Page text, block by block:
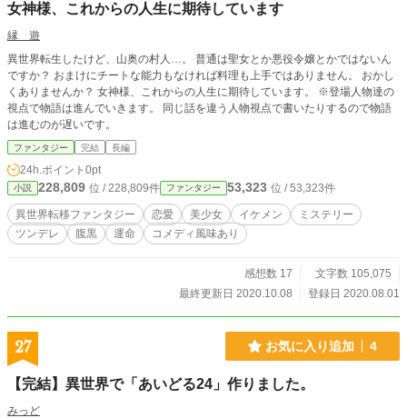
女神様、これからの人生に期待しています
縁 遊
異世界転生したけど、山奥の村人…。 普通は聖女とか悪役令嬢とかではないん
ですか？ おまけにチートな能力もなければ料理も上手ではありません。 おかし
くありませんか？ 女神様、これからの人生に期待しています。 ※登場人物達の
視点で物語は進んでいきます。 同じ話を違う人物視点で書いたりするので物語
は進むのが遅いです。
ファンタジー 完結 長編
24h.ポイント 0pt
小説 228,809 位 / 228,809件 ファンタジー 53,323 位 / 53,323件
異世界転移ファンタジー 恋愛 美少女 イケメン
ミステリー
ツンデレ
腹黒 運命 コメディ風味あり
感想数 17
文字数 105,075
最終更新日 2020.10.08
登録日 2020.08.01
27 お気に入り追加 4
【完結】異世界で「あいどる24」作りました。
みっど